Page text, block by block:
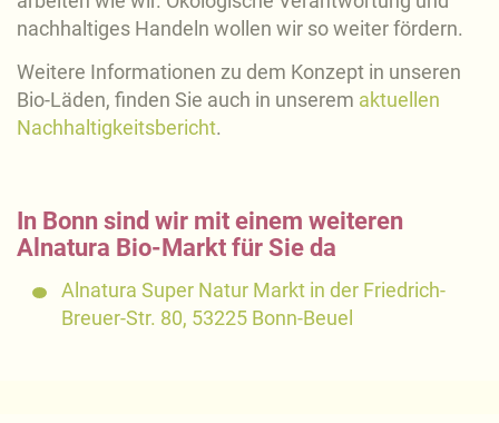
nachhaltiges Handeln wollen wir so weiter fördern.
Weitere Informationen zu dem Konzept in unseren
Bio-Läden, finden Sie auch in unserem aktuellen
Nachhaltigkeitsbericht.
In Bonn sind wir mit einem weiteren
Alnatura Bio-Markt für Sie da
Alnatura Super Natur Markt in der Friedrich-
Breuer-Str. 80, 53225 Bonn-Beuel